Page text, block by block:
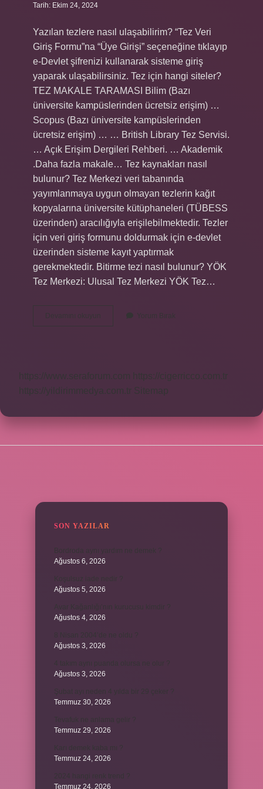
Tarih: Ekim 24, 2024
Yazılan tezlere nasıl ulaşabilirim? “Tez Veri
Giriş Formu”na “Üye Girişi” seçeneğine tıklayıp
e-Devlet şifrenizi kullanarak sisteme giriş
yaparak ulaşabilirsiniz. Tez için hangi siteler?
TEZ MAKALE TARAMASI Bilim (Bazı
üniversite kampüslerinden ücretsiz erişim) …
Scopus (Bazı üniversite kampüslerinden
ücretsiz erişim) … … British Library Tez Servisi.
… Açık Erişim Dergileri Rehberi. … Akademik
.Daha fazla makale… Tez kaynakları nasıl
bulunur? Tez Merkezi veri tabanında
yayımlanmaya uygun olmayan tezlerin kağıt
kopyalarına üniversite kütüphaneleri (TÜBESS
üzerinden) aracılığıyla erişilebilmektedir. Tezler
için veri giriş formunu doldurmak için e-devlet
üzerinden sisteme kayıt yaptırmak
gerekmektedir. Bitirme tezi nasıl bulunur? YÖK
Tez Merkezi: Ulusal Tez Merkezi YÖK Tez…
Devamını okuyun
Nereden
Yorum Bırak
https://www.seraforum.com
https://cigerricco.com.tr
https://yildirimmedya.com.tr Sitemap
SON YAZILAR
Ağustos 6, 2026
Ağustos 5, 2026
Ağustos 4, 2026
Ağustos 3, 2026
Ağustos 3, 2026
Temmuz 30, 2026
Temmuz 29, 2026
Temmuz 24, 2026
Temmuz 24, 2026